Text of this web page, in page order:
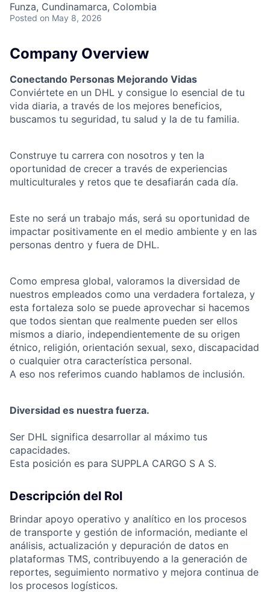
Funza, Cundinamarca, Colombia
Posted on May 8, 2026
Company Overview
Conectando Personas Mejorando Vidas
Conviértete en un DHL y consigue lo esencial de tu
vida diaria, a través de los mejores beneficios,
buscamos tu seguridad, tu salud y la de tu familia.
Construye tu carrera con nosotros y ten la
oportunidad de crecer a través de experiencias
multiculturales y retos que te desafiarán cada día.
Este no será un trabajo más, será su oportunidad de
impactar positivamente en el medio ambiente y en las
personas dentro y fuera de DHL.
Como empresa global, valoramos la diversidad de
nuestros empleados como una verdadera fortaleza, y
esta fortaleza solo se puede aprovechar si hacemos
que todos sientan que realmente pueden ser ellos
mismos a diario, independientemente de su origen
étnico, religión, orientación sexual, sexo, discapacidad
o cualquier otra característica personal.
A eso nos referimos cuando hablamos de inclusión.
Diversidad es nuestra fuerza.
Ser DHL significa desarrollar al máximo tus
capacidades.
Esta posición es para SUPPLA CARGO S A S.
Descripción del Rol
Brindar apoyo operativo y analítico en los procesos
de transporte y gestión de información, mediante el
análisis, actualización y depuración de datos en
plataformas TMS, contribuyendo a la generación de
reportes, seguimiento normativo y mejora continua de
los procesos logísticos.